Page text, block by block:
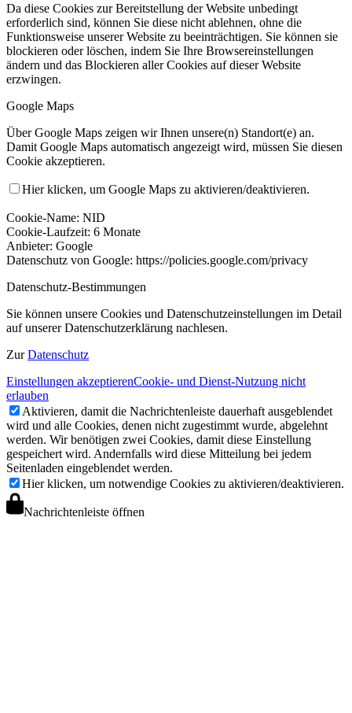
Da diese Cookies zur Bereitstellung der Website unbedingt
erforderlich sind, können Sie diese nicht ablehnen, ohne die
Funktionsweise unserer Website zu beeinträchtigen. Sie können sie
blockieren oder löschen, indem Sie Ihre Browsereinstellungen
ändern und das Blockieren aller Cookies auf dieser Website
erzwingen.
Google Maps
Über Google Maps zeigen wir Ihnen unsere(n) Standort(e) an.
Damit Google Maps automatisch angezeigt wird, müssen Sie diesen
Cookie akzeptieren.
Hier klicken, um Google Maps zu aktivieren/deaktivieren.
Cookie-Name: NID
Cookie-Laufzeit: 6 Monate
Anbieter: Google
Datenschutz von Google: https://policies.google.com/privacy
Datenschutz-Bestimmungen
Sie können unsere Cookies und Datenschutzeinstellungen im Detail
auf unserer Datenschutzerklärung nachlesen.
ZurDatenschutz
Einstellungen akzeptierenCookie- und Dienst-Nutzung nicht
erlauben
Aktivieren, damit die Nachrichtenleiste dauerhaft ausgeblendet
wird und alle Cookies, denen nicht zugestimmt wurde, abgelehnt
werden. Wir benötigen zwei Cookies, damit diese Einstellung
gespeichert wird. Andernfalls wird diese Mitteilung bei jedem
Seitenladen eingeblendet werden.
Hier klicken, um notwendige Cookies zu aktivieren/deaktivieren.
Nachrichtenleiste öffnen